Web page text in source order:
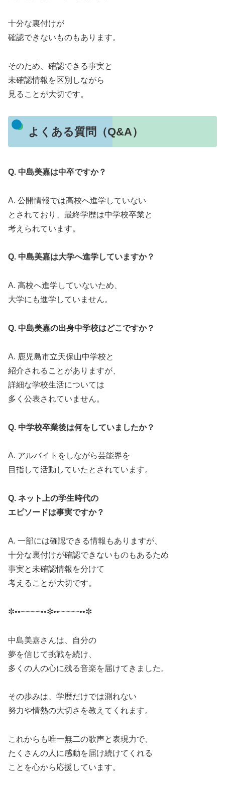
十分な裏付けが
確認できないものもあります。
そのため、確認できる事実と
未確認情報を区別しながら
見ることが大切です。
よくある質問（Q&A）
Q. 中島美嘉は中卒ですか？
A. 公開情報では高校へ進学していない
とされており、最終学歴は中学校卒業と
考えられています。
Q. 中島美嘉は大学へ進学していますか？
A. 高校へ進学していないため、
大学にも進学していません。
Q. 中島美嘉の出身中学校はどこですか？
A. 鹿児島市立天保山中学校と
紹介されることがありますが、
詳細な学校生活については
多く公表されていません。
Q. 中学校卒業後は何をしていましたか？
A. アルバイトをしながら芸能界を
目指して活動していたとされています。
Q. ネット上の学生時代の
エピソードは事実ですか？
A. 一部には確認できる情報もありますが、
十分な裏付けが確認できないものもあるため
事実と未確認情報を分けて
考えることが大切です。
✼••┈┈┈┈••✼••┈┈┈┈••✼
中島美嘉さんは、自分の
夢を信じて挑戦を続け、
多くの人の心に残る音楽を届けてきました。
その歩みは、学歴だけでは測れない
努力や情熱の大切さを教えてくれます。
これからも唯一無二の歌声と表現力で、
たくさんの人に感動を届け続けてくれる
ことを心から応援しています。